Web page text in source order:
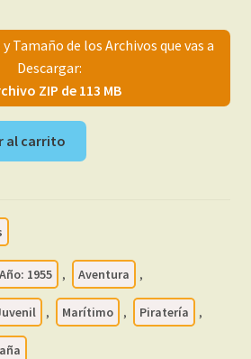
hijo
Tamaño de los Archivos que vas a
Descargar:
ZIP de 113 MB
al carrito
Año: 1955 , Aventura ,
, Marítimo , Piratería ,